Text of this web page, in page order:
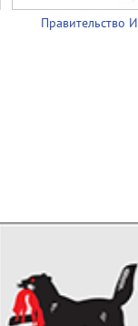
Правительство